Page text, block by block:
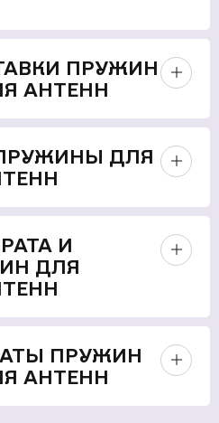
ПРУЖИН
АНТЕНН
ДЛЯ
И
ДЛЯ
ПРУЖИН
АНТЕНН